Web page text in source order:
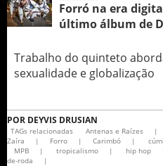
Forró na era
último álbum de
Trabalho do quinteto
sexualidade e globalização
POR DEYVIS DRUSIAN
TAGs relacionadas Antenas e Raízes |
Zaíra
| Forro | Carimbó |
MPB
| tropicalismo | hip hop
de-roda
|